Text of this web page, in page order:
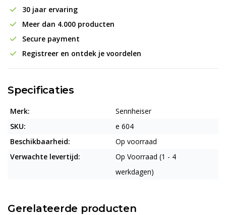
30 jaar ervaring
Meer dan 4.000 producten
Secure payment
Registreer en ontdek je voordelen
Specificaties
Merk:
Sennheiser
SKU:
e 604
Beschikbaarheid:
Op voorraad
Verwachte levertijd:
Op Voorraad (1 - 4
werkdagen)
Gerelateerde producten